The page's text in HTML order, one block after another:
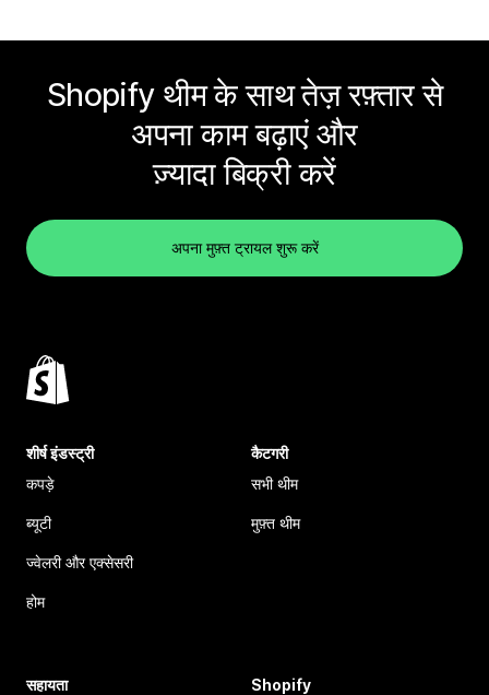
Shopify थीम के साथ तेज़ रफ़्तार से
अपना काम बढ़ाएं और
ज़्यादा बिक्री करें
अपना मुफ़्त ट्रायल शुरू करें
शीर्ष इंडस्ट्री
कपड़े
ब्यूटी
ज्वेलरी और एक्सेसरी
होम
कैटगरी
सभी थीम
मुफ़्त थीम
सहायता
Shopify